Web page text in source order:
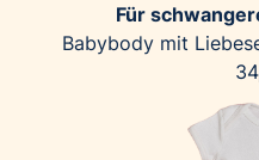
Für
Babybody mit